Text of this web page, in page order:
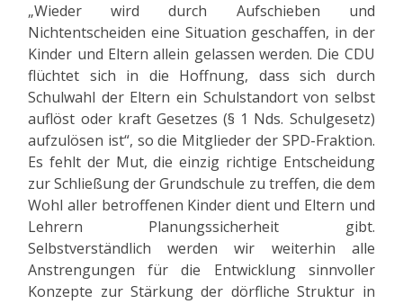
„Wieder wird durch Aufschieben und
Nichtentscheiden eine Situation geschaffen, in der
Kinder und Eltern allein gelassen werden. Die CDU
flüchtet sich in die Hoffnung, dass sich durch
Schulwahl der Eltern ein Schulstandort von selbst
auflöst oder kraft Gesetzes (§ 1 Nds. Schulgesetz)
aufzulösen ist“, so die Mitglieder der SPD-Fraktion.
Es fehlt der Mut, die einzig richtige Entscheidung
zur Schließung der Grundschule zu treffen, die dem
Wohl aller betroffenen Kinder dient und Eltern und
Lehrern Planungssicherheit gibt.
Selbstverständlich werden wir weiterhin alle
Anstrengungen für die Entwicklung sinnvoller
Konzepte zur Stärkung der dörfliche Struktur in